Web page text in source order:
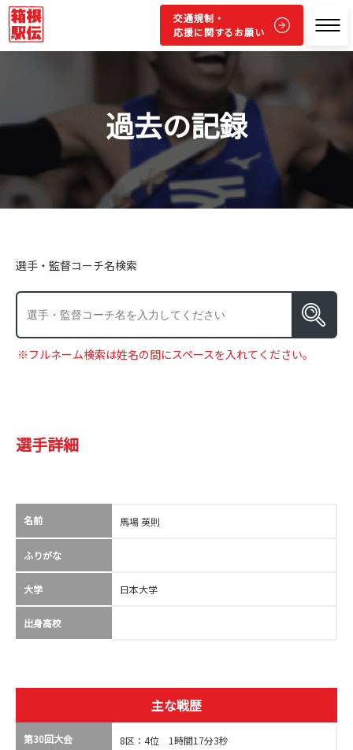
交通規制・
応援に関するお願い
過去の記録
選手・監督コーチ名検索
※フルネーム検索は姓名の間にスペースを入れてください。
選手詳細
名前 馬場 英則
ふりがな
大学 日本大学
出身高校
主な戦歴
第30回大会 8区：4位 1時間17分3秒